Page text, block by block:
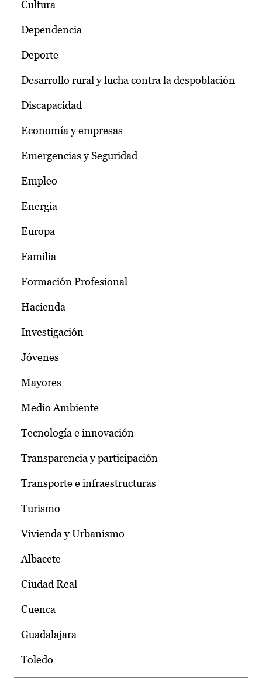
Cultura
Dependencia
Deporte
Desarrollo rural y lucha contra la despoblación
Discapacidad
Economía y empresas
Emergencias y Seguridad
Empleo
Energía
Europa
Familia
Formación Profesional
Hacienda
Investigación
Jóvenes
Mayores
Medio Ambiente
Tecnología e innovación
Transparencia y participación
Transporte e infraestructuras
Turismo
Vivienda y Urbanismo
Albacete
Ciudad Real
Cuenca
Guadalajara
Toledo